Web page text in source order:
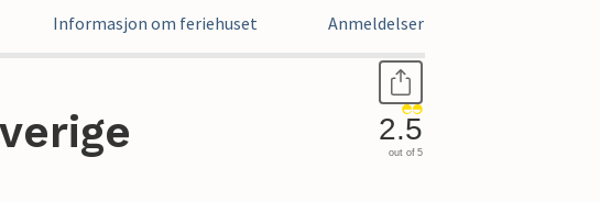
Informasjon om feriehuset Anmeldelser
2.5
out of 5